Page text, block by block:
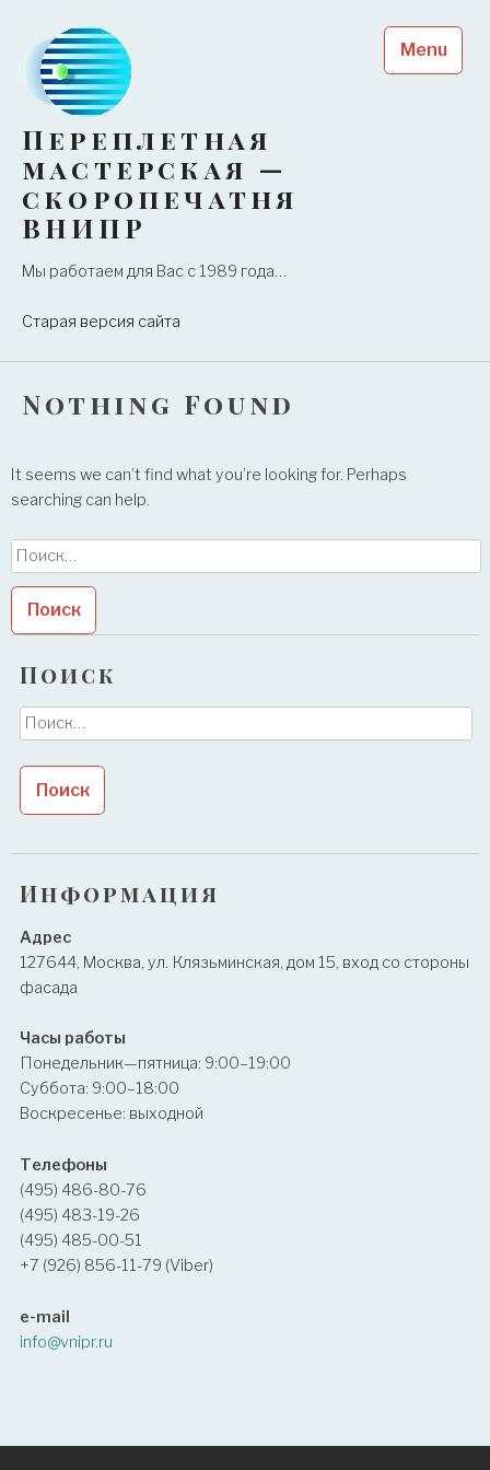
content
Переплетная
мастерская —
скоропечатня
ВНИПР
Мы работаем для Вас с 1989 года…
Старая версия сайта
Menu
Nothing Found
It seems we can’t find what you’re looking for. Perhaps
searching can help.
Найти:
Поиск
Найти:
Информация
Адрес
127644, Москва, ул. Клязьминская, дом 15, вход со стороны
фасада
Часы работы
Понедельник—пятница: 9:00–19:00
Суббота: 9:00–18:00
Воскресенье: выходной
Телефоны
(495) 486-80-76
(495) 483-19-26
(495) 485-00-51
+7 (926) 856-11-79 (Viber)
e-mail
info@vnipr.ru